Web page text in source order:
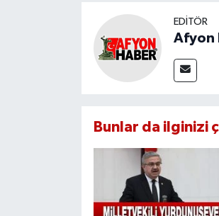
EDITÖR
Afyon
Bunlar da ilginizi